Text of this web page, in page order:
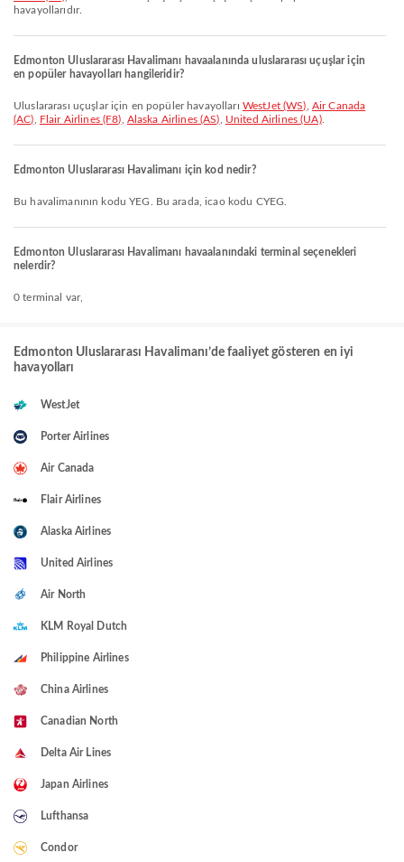
havayollarıdır.
Edmonton Uluslararası Havalimanı havaalanında uluslararası uçuşlar için
en popüler havayolları hangileridir?
Uluslararası uçuşlar için en popüler havayolları WestJet (WS) Air Canada
(AC)
Flair Airlines (F8) Alaska Airlines (AS) United Airlines (UA).
Edmonton Uluslararası Havalimanı için kod nedir?
Bu havalimanının kodu YEG. Bu arada, icao kodu CYEG.
Edmonton Uluslararası Havalimanı havaalanındaki terminal seçenekleri
nelerdir?
0 terminal var,
Edmonton Uluslararası Havalimanı’de faaliyet gösteren en iyi
havayolları
WestJet
Porter Airlines
Air Canada
Flair Airlines
Alaska Airlines
United Airlines
Air North
KLM Royal Dutch
Philippine Airlines
China Airlines
Canadian North
Delta Air Lines
Japan Airlines
Lufthansa
Condor